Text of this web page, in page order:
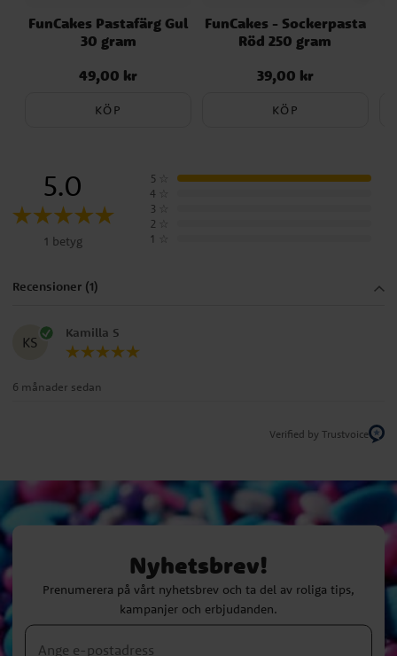
FunCakes Pastafärg Gul
30 gram
Pris:49,00 kr
49,00 kr
KÖP
FunCakes - Sockerpasta
Röd 250 gram
Pris:39,00 kr
39,00 kr
KÖP
5.0
1 betyg
5
4
3
2
1
Recensioner (1)
KS
Kamilla S
6 månader sedan
Verified by Trustvoice
Nyhetsbrev!
Prenumerera på vårt nyhetsbrev och ta del av roliga tips,
kampanjer och erbjudanden.